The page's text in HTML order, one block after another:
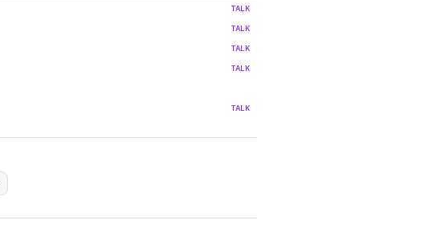
TALK
TALK
TALK
TALK
TALK